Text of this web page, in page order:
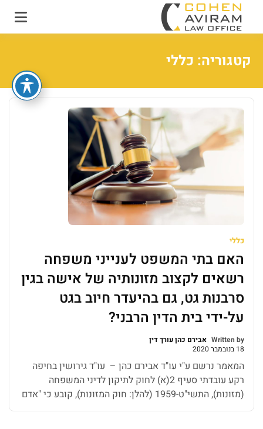
משרד עו"ד מקרקעין
קטגוריה: כללי
כללי
האם בתי המשפט לענייני משפחה
רשאים לקצוב מזונותיה של אישה בגין
סרבנות גט, גם בהיעדר חיוב בגט
על-ידי בית הדין הרבני?
Written by אבירם כהן עורך דין
18 בנובמבר 2020
המאמר נרשם ע"י עו"ד אבירם כהן – עו"ד גירושין בחיפה
רקע עובדתי סעיף 2(א) לחוק לתיקון לדיני המשפחה
(מזונות), התשי"ט-1959 (להלן: חוק המזונות), קובע כי "אדם